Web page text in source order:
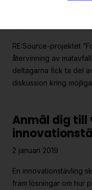
RE:Source-projektet
återvinning av
deltagarna fick ta del
diskussion kring
Anmäl dig till
2 januari 2019
En innovationstävling
fram lösningar om hur